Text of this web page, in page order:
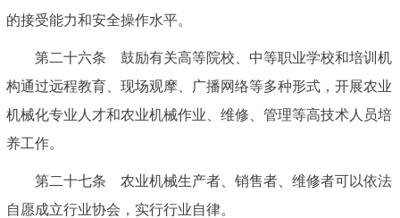
的接受能力和安全操作水平。
第二十六条 鼓励有关高等院校、中等职业学校和培训机
构通过远程教育、现场观摩、广播网络等多种形式，开展农业
机械化专业人才和农业机械作业、维修、管理等高技术人员培
养工作。
第二十七条 农业机械生产者、销售者、维修者可以依法
自愿成立行业协会，实行行业自律。